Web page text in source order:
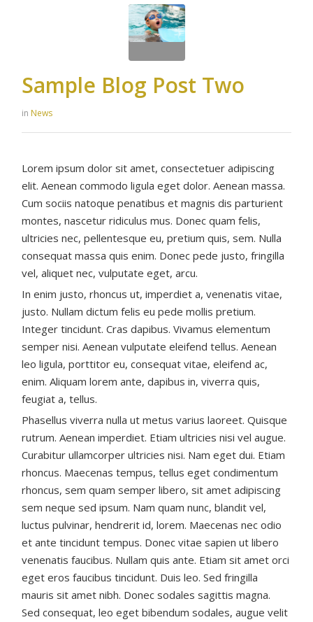
Sample Blog Post Two
in News
Lorem ipsum dolor sit amet, consectetuer adipiscing
elit. Aenean commodo ligula eget dolor. Aenean massa.
Cum sociis natoque penatibus et magnis dis parturient
montes, nascetur ridiculus mus. Donec quam felis,
ultricies nec, pellentesque eu, pretium quis, sem. Nulla
consequat massa quis enim. Donec pede justo, fringilla
vel, aliquet nec, vulputate eget, arcu.
In enim justo, rhoncus ut, imperdiet a, venenatis vitae,
justo. Nullam dictum felis eu pede mollis pretium.
Integer tincidunt. Cras dapibus. Vivamus elementum
semper nisi. Aenean vulputate eleifend tellus. Aenean
leo ligula, porttitor eu, consequat vitae, eleifend ac,
enim. Aliquam lorem ante, dapibus in, viverra quis,
feugiat a, tellus.
Phasellus viverra nulla ut metus varius laoreet. Quisque
rutrum. Aenean imperdiet. Etiam ultricies nisi vel augue.
Curabitur ullamcorper ultricies nisi. Nam eget dui. Etiam
rhoncus. Maecenas tempus, tellus eget condimentum
rhoncus, sem quam semper libero, sit amet adipiscing
sem neque sed ipsum. Nam quam nunc, blandit vel,
luctus pulvinar, hendrerit id, lorem. Maecenas nec odio
et ante tincidunt tempus. Donec vitae sapien ut libero
venenatis faucibus. Nullam quis ante. Etiam sit amet orci
eget eros faucibus tincidunt. Duis leo. Sed fringilla
mauris sit amet nibh. Donec sodales sagittis magna.
Sed consequat, leo eget bibendum sodales, augue velit